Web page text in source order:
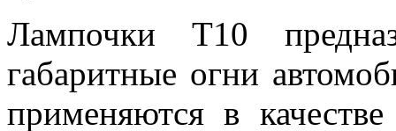
Лампочки T10
габаритные огни
применяются в